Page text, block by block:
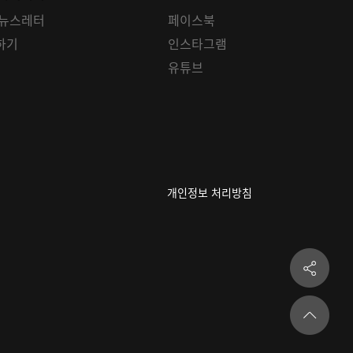
스레터
기
페이스북
인스타그램
유튜브
개인정보 처리방침